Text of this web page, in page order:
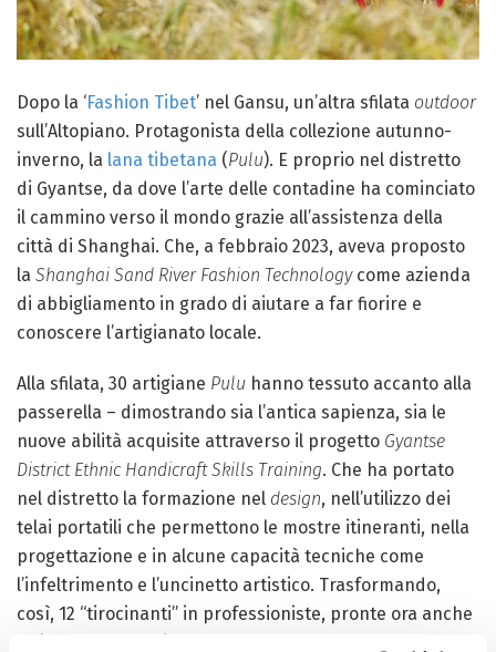
Dopo la ‘Fashion Tibet’ nel Gansu, un’altra sfilata outdoor
sull’Altopiano. Protagonista della collezione autunno-
inverno, la lana tibetana (Pulu). E proprio nel distretto
di Gyantse, da dove l’arte delle contadine ha cominciato
il cammino verso il mondo grazie all’assistenza della
città di Shanghai. Che, a febbraio 2023, aveva proposto
la Shanghai Sand River Fashion Technology come azienda
di abbigliamento in grado di aiutare a far fiorire e
conoscere l’artigianato locale.
Alla sfilata, 30 artigiane Pulu hanno tessuto accanto alla
passerella – dimostrando sia l’antica sapienza, sia le
nuove abilità acquisite attraverso il progetto Gyantse
District Ethnic Handicraft Skills Training. Che ha portato
nel distretto la formazione nel design, nell’utilizzo dei
telai portatili che permettono le mostre itineranti, nella
progettazione e in alcune capacità tecniche come
l’infeltrimento e l’uncinetto artistico. Trasformando,
così, 12 “tirocinanti” in professioniste, pronte ora anche